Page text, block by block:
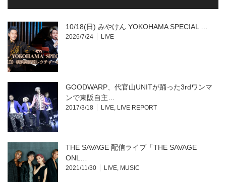
ウ
で
開
き
ま
す)
い
(新
し
い
ウ
ィ
ン
ド
ウ
ま
す)
10/18(日) みやけん YOKOHAMA SPECIAL …
2026/7/24 LIVE
GOODWARP、代官山UNITが踊った3rdワンマ
ンで東阪自主…
2017/3/18 LIVE, LIVE REPORT
THE SAVAGE 配信ライブ「THE SAVAGE
ONL…
2021/11/30 LIVE, MUSIC